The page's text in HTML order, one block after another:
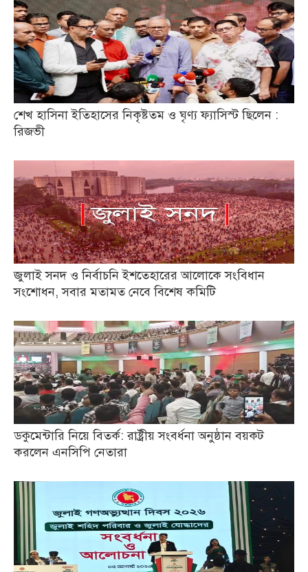
শেখ হাসিনা ইতিহাসের নিকৃষ্টতম ও ঘৃণ্য ফ্যাসিস্ট ছিলেন :
রিজভী
জুলাই সনদ ও নির্বাচনি ইশতেহারের আলোকে সংবিধান
সংশোধন, সবার মতামত নেবে বিশেষ কমিটি
ডকুমেন্টারি নিয়ে বিতর্ক: রাষ্ট্রীয় সংবর্ধনা অনুষ্ঠান বয়কট
করলেন এনসিপি নেতারা